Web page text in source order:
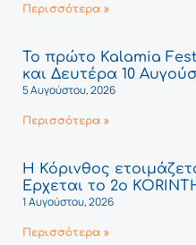
Περισσότερα »
Το πρώτο Kalamia
και Δευτέρα 10
5 Αυγούστου, 2026
Περισσότερα »
Η Κόρινθος
Έρχεται το 2ο
1 Αυγούστου, 2026
Περισσότερα »